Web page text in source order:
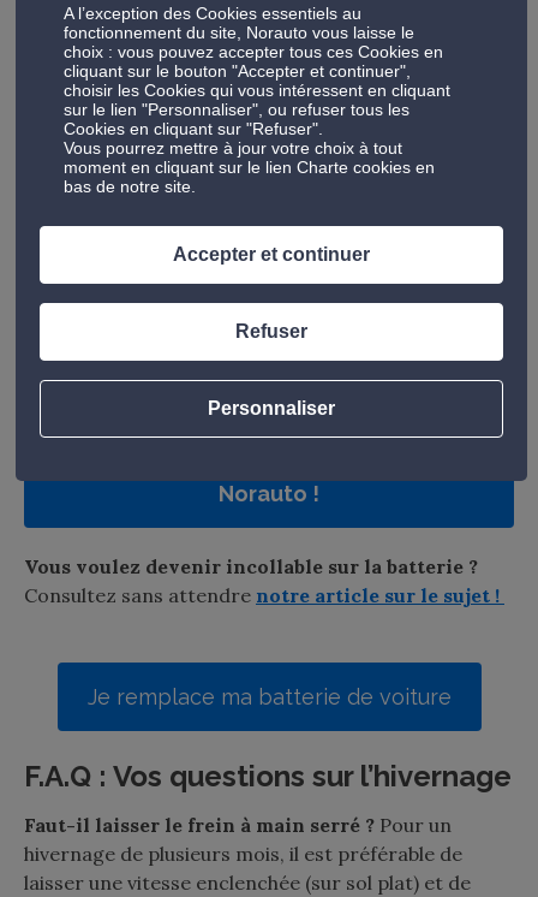
C’est le point le plus critique. En effet, une batterie se
décharge naturellement, même sans contact mis, à
cause des systèmes de veille du véhicule.
La solution :Utilisez unmaintien de charge
chargeur intelligent) si vous avez une prise à
proximité. Ainsi, cela simule une activité électrique
Gardez un booster chargé dans votre
coffre pour pallier toute défaillance au moment du
Norauto !
Vous voulez devenir incollable sur la batterie ?
Consultez sans attendre notre article sur le sujet !
Je remplace ma batterie de voiture
F.A.Q : Vos questions sur l’hivernage
Faut-il laisser le frein à main serré ? Pour un
hivernage de plusieurs mois, il est préférable de
laisser une vitesse enclenchée (sur sol plat) et de
A l’exception des Cookies essentiels au
fonctionnement du site, Norauto vous laisse le
choix : vous pouvez accepter tous ces Cookies en
cliquant sur le bouton "Accepter et continuer",
choisir les Cookies qui vous intéressent en cliquant
sur le lien "Personnaliser", ou refuser tous les
Cookies en cliquant sur "Refuser".
Vous pourrez mettre à jour votre choix à tout
moment en cliquant sur le lien Charte cookies en
bas de notre site.
Personnaliser
Refuser
Accepter et continuer